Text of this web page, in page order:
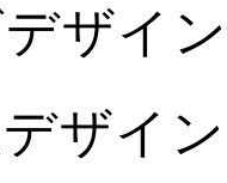
デザイ
デザイ